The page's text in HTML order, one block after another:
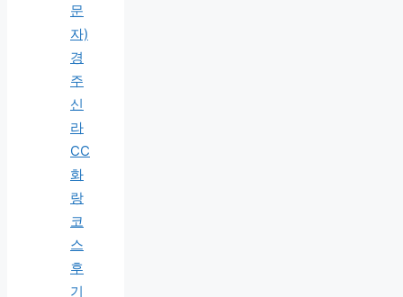
문
자)
경
주
신
라
CC
화
랑
코
스
후
기